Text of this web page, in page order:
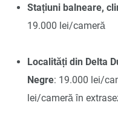
Stațiuni balneare,
19.000 lei/cameră
Localități din Delta
Negre: 19.000 lei/
lei/cameră în